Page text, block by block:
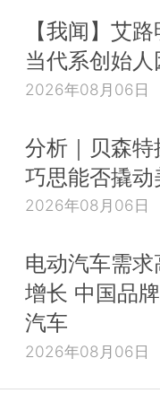
【我闻】艾
当代系创始
2026年08月06日
分析｜贝森
巧思能否撬
2026年08月06日
电动汽车需
增长 中国品
汽车
2026年08月06日